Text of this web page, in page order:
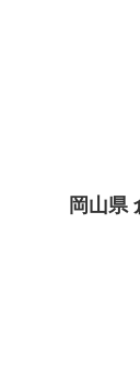
岡山県